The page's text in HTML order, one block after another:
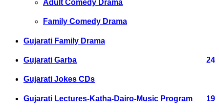
Adult Comedy Drama
Family Comedy Drama
Gujarati Family Drama
Gujarati Garba 24
Gujarati Jokes CDs
Gujarati Lectures-Katha-Dairo-Music Program 19